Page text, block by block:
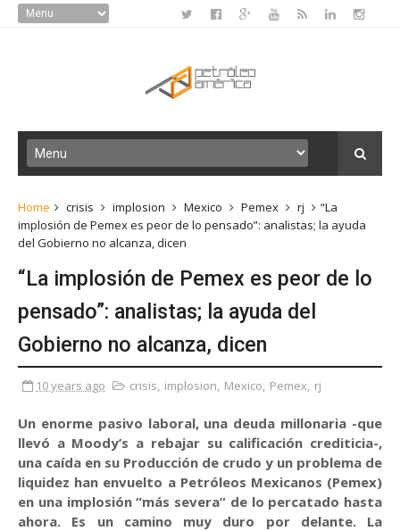
Home crisis implosion Mexico Pemex rj
“La
implosión de Pemex es peor de lo pensado”: analistas; la ayuda
del Gobierno no alcanza, dicen
“La implosión de Pemex es peor de lo
pensado”: analistas; la ayuda del
Gobierno no alcanza, dicen
10 years ago crisis, implosion, Mexico, Pemex, rj
Un enorme pasivo laboral, una deuda millonaria -que
llevó a Moody’s a rebajar su calificación crediticia-,
una caída en su Producción de crudo y un problema de
liquidez han envuelto a Petróleos Mexicanos (Pemex)
en una implosión “más severa” de lo percatado hasta
ahora. Es un camino muy duro por delante. La